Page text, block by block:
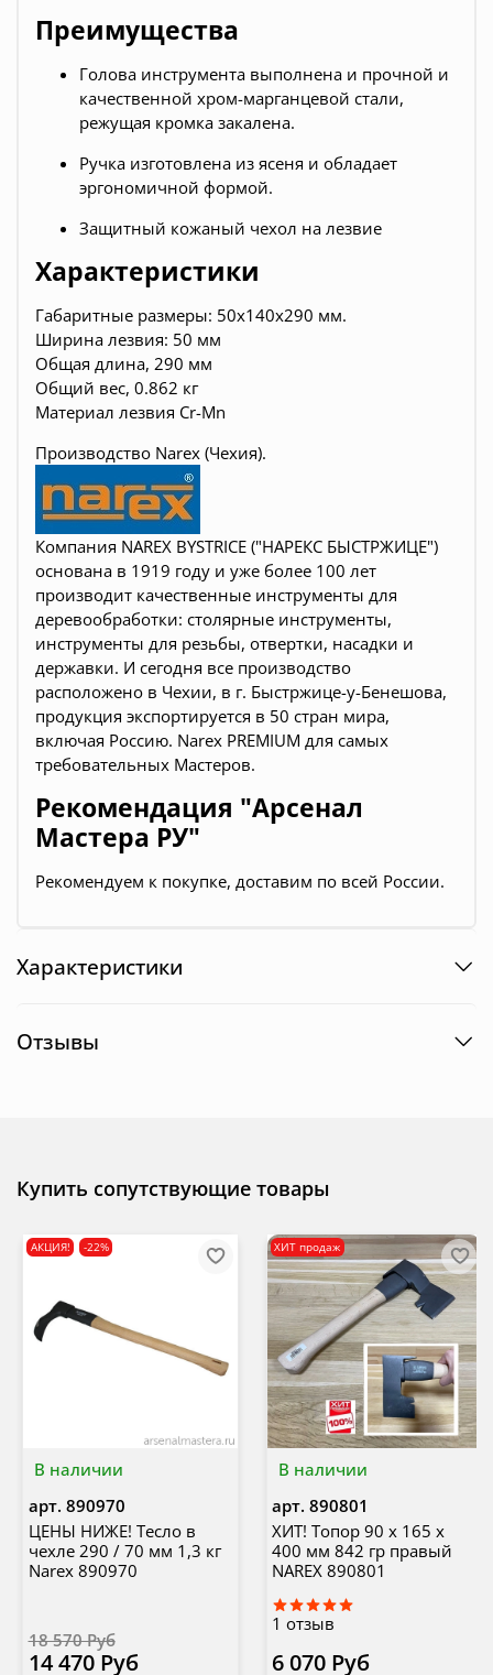
Преимущества
Голова инструмента выполнена и прочной и
качественной хром-марганцевой стали,
режущая кромка закалена.
Ручка изготовлена из ясеня и обладает
эргономичной формой.
Защитный кожаный чехол на лезвие
Характеристики
Габаритные размеры: 50x140x290 мм.
Ширина лезвия: 50 мм
Общая длина, 290 мм
Общий вес, 0.862 кг
Материал лезвия Cr-Mn
Производство Narex (Чехия).
Компания NAREX BYSTRICE ("НАРЕКС БЫСТРЖИЦЕ")
основана в 1919 году и уже более 100 лет
производит качественные инструменты для
деревообработки: столярные инструменты,
инструменты для резьбы, отвертки, насадки и
державки. И сегодня все производство
расположено в Чехии, в г. Быстржице-у-Бенешова,
продукция экспортируется в 50 стран мира,
включая Россию. Narex PREMIUM для самых
требовательных Мастеров.
Рекомендация "Арсенал
Мастера РУ"
Рекомендуем к покупке, доставим по всей России.
Характеристики
Отзывы
Купить сопутствующие товары
В наличии
АКЦИЯ! -22%
арт. 890970
ЦЕНЫ НИЖЕ! Тесло в
чехле 290 / 70 мм 1,3 кг
Narex 890970
18 570 Руб
14 470 Руб
В наличии
ХИТ продаж
арт. 890801
ХИТ! Топор 90 x 165 x
400 мм 842 гр правый
NAREX 890801
1 отзыв
6 070 Руб